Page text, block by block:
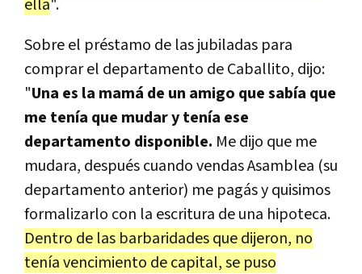
ella".
Sobre el préstamo de las jubiladas para
comprar el departamento de Caballito, dijo:
"Una es la mamá de un amigo que sabía que
me tenía que mudar y tenía ese
departamento disponible. Me dijo que me
mudara, después cuando vendas Asamblea (su
departamento anterior) me pagás y quisimos
formalizarlo con la escritura de una hipoteca.
Dentro de las barbaridades que dijeron, no
tenía vencimiento de capital, se puso